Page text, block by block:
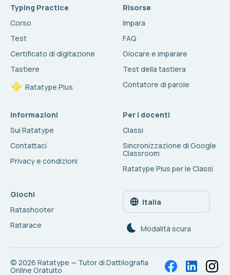
Typing Practice
Corso
Test
Certificato di digitazione
Tastiere
Ratatype Plus
Risorse
Impara
FAQ
Giocare e imparare
Test della tastiera
Contatore di parole
Informazioni
Sui Ratatype
Contattaci
Privacy e condizioni
Per i docenti
Classi
Sincronizzazione di Google
Classroom
Ratatype Plus per le Classi
Giochi
Ratashooter
Ratarace
Italia
Modalità scura
© 2026 Ratatype — Tutor di Dattilografia
Online Gratuito